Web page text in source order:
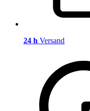
24 h Versand